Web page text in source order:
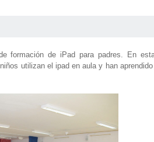
formación de iPad para padres. En
utilizan el ipad en aula y han